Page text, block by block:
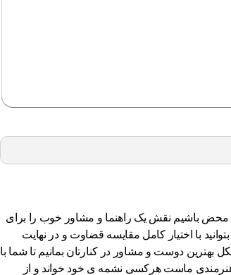
یک فروشنده محض باشیم نقش یک راهنما و مشاور خوب را برای
با اختیار کامل مقایسه قضاوت و در نهایت
بهترین دوست و مشاور در کنارتان بمانیم تا شما با
هنرمندی ماست هرکسی نشمه ی خود خواند و از